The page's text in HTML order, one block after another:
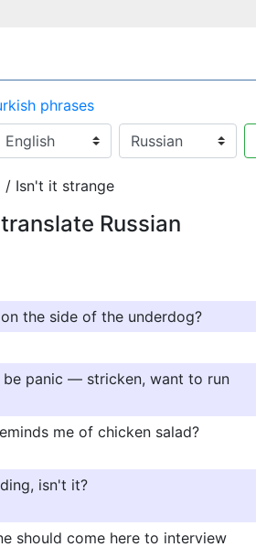
phrases
/ Isn't it strange
translate Russian
the side of the underdog?
panic — stricken, want to run
me of chicken salad?
isn't it?
should come here to interview